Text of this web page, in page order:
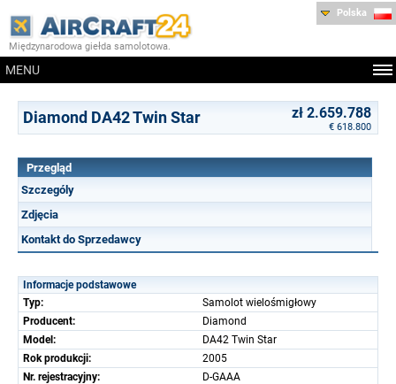
Międzynarodowa giełda samolotowa.
MENU
Polska
Diamond DA42 Twin Star zł 2.659.788
€ 618.800
Przegląd
Szczególy
Zdjęcia
Kontakt do Sprzedawcy
Informacje podstawowe
Typ:
Samolot wielośmigłowy
Producent:
Diamond
Model:
DA42 Twin Star
Rok produkcji:
2005
Nr. rejestracyjny:
D-GAAA